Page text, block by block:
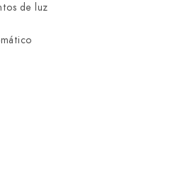
de luz